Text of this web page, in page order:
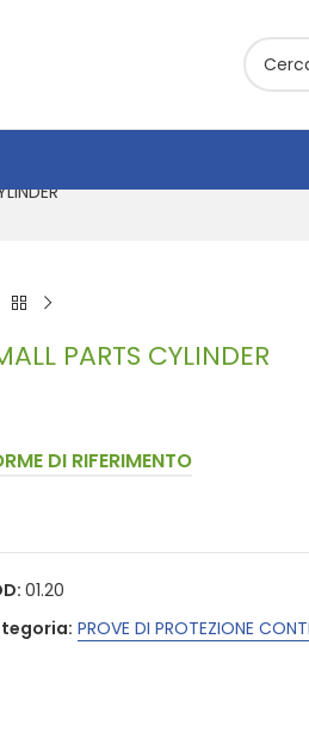
PARTS CYLINDER
DI RIFERIMENTO
01.20
PROVE DI PROTEZIONE